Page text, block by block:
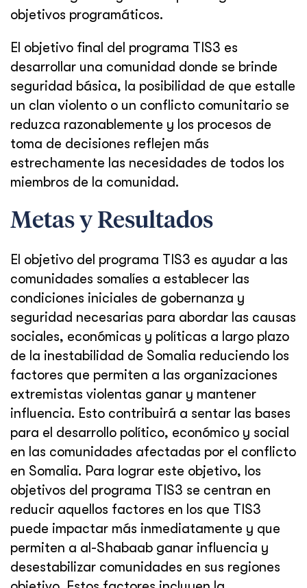
objetivos programáticos.
El objetivo final del programa TIS3 es
desarrollar una comunidad donde se brinde
seguridad básica, la posibilidad de que estalle
un clan violento o un conflicto comunitario se
reduzca razonablemente y los procesos de
toma de decisiones reflejen más
estrechamente las necesidades de todos los
miembros de la comunidad.
Metas y Resultados
El objetivo del programa TIS3 es ayudar a las
comunidades somalíes a establecer las
condiciones iniciales de gobernanza y
seguridad necesarias para abordar las causas
sociales, económicas y políticas a largo plazo
de la inestabilidad de Somalia reduciendo los
factores que permiten a las organizaciones
extremistas violentas ganar y mantener
influencia. Esto contribuirá a sentar las bases
para el desarrollo político, económico y social
en las comunidades afectadas por el conflicto
en Somalia. Para lograr este objetivo, los
objetivos del programa TIS3 se centran en
reducir aquellos factores en los que TIS3
puede impactar más inmediatamente y que
permiten a al-Shabaab ganar influencia y
desestabilizar comunidades en sus regiones